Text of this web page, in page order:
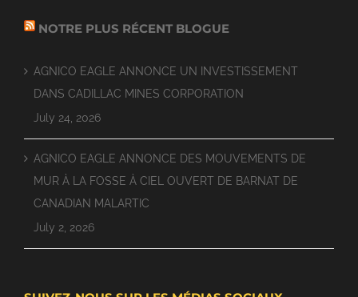
NOTRE PLUS RÉCENT BLOGUE
AGNICO EAGLE ANNONCE UN INVESTISSEMENT
DANS CADILLAC MINES CORPORATION
July 24, 2026
AGNICO EAGLE ANNONCE DES MOUVEMENTS DE
MUR À LA FOSSE À CIEL OUVERT DE BARNAT DE
CANADIAN MALARTIC
July 2, 2026